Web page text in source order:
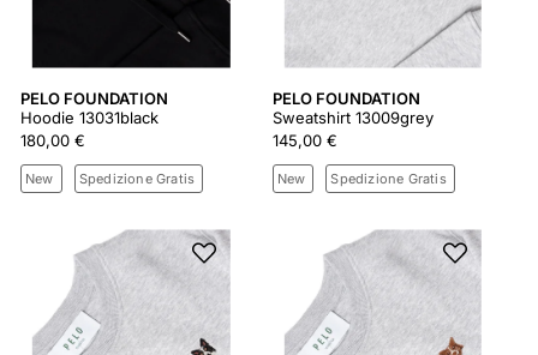
PELO FOUNDATION
Hoodie 13031black
180,00 €
New Spedizione Gratis
PELO FOUNDATION
Sweatshirt 13009grey
145,00 €
New Spedizione Gratis